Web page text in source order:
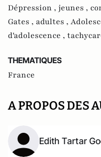
Dépression , jeunes ,
Gates , adultes ,
d'adolescence ,
THEMATIQUES
France
A PROPOS DES
Edith Tartar